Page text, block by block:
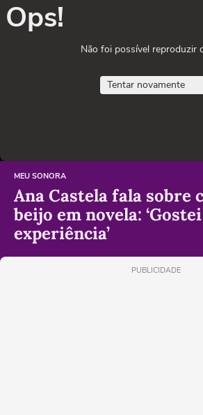
Ops!
Não foi possível reproduzir
Tentar novamente
MEU SONORA
Ana Castela fala sobre
beijo em novela:
experiência’
PUBLICIDADE